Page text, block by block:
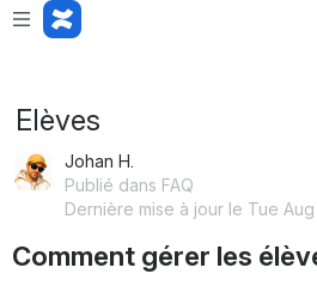
Loading app...
Elèves
Johan H.
Publié dans FAQ
Dernière mise à jour le Tue Aug
Comment gérer les